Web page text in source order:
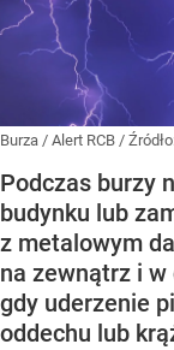
Burza / Alert RCB /
Podczas burzy
budynku lub
z metalowym
na zewnątrz i w
gdy uderzenie
oddechu lub